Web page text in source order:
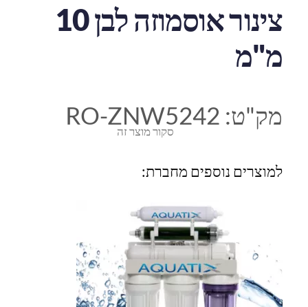
צינור אוסמוזה לבן 10
מ"מ
סקור מוצר זה
מק"ט: RO-ZNW5242
למוצרים נוספים מחברת: